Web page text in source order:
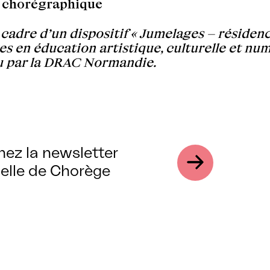
cadre d’un dispositif « Jumelages –
en éducation artistique, culturelle et
par la DRAC Normandie.
la newsletter
de Chorège